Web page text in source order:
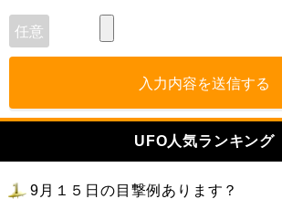
入力内容を送信する
UFO人気ランキング
9月１５日の目撃例あります？